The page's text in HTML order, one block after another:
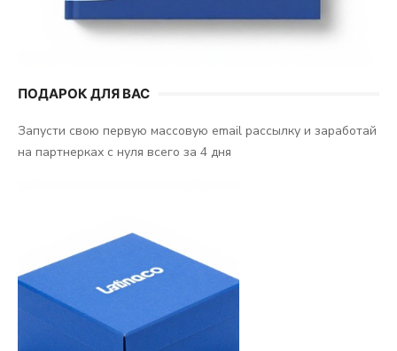
ПОДАРОК ДЛЯ ВАС
Запусти свою первую массовую email рассылку и заработай
на партнерках с нуля всего за 4 дня